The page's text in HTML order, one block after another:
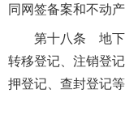
同网签备案和不动
第十八条 地下
转移登记、注销登
押登记、查封登记等